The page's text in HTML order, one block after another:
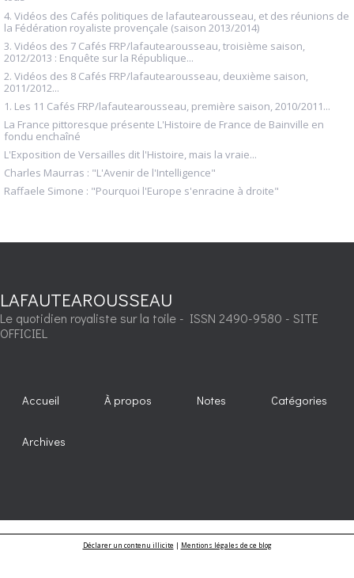
4. Vidéos des Cafés politiques de lafautearousseau, et des réunions de
la Fédération royaliste provençale (saison 2013/2014)
3. Vidéos des 7 Cafés FRP/lafautearousseau, troisième saison,
2012/2013 : Enquête sur la République...
2. Vidéos des 8 Cafés FRP/lafautearousseau, deuxième saison,
2011/2012...
1. Les 11 Cafés FRP/lafautearousseau, première saison, 2010/2011...
La France pittoresque présente L'Histoire de France de Bainville en
fondu enchaîné
L'Exposition de Versailles dit l'Histoire, mais la vraie...
Charles Maurras : "L'Avenir de l'Intelligence"
Raffaele Simone : "Pourquoi l'Europe s'enracine à droite"
LAFAUTEAROUSSEAU
Le quotidien royaliste sur la toile - ISSN 2490-9580 - SITE
OFFICIEL
Accueil À propos Notes Catégories
Archives
Déclarer un contenu illicite| Mentions légales de ce blog